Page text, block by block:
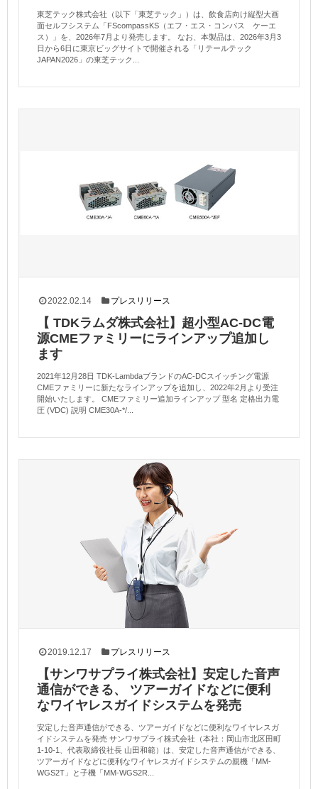
東芝テック株式会社（以下「東芝テック」）は、飲食店向け縦型大画
面セルフシステム「FScompassKS（エフ・エス・コンパス ケーエ
ス）」を、2026年7月より発売します。 なお、本製品は、2026年3月3
日から6日に東京ビッグサイトで開催される「リテールテック
JAPAN2026」の東芝テック...
2022.02.14 プレスリリース
【 TDKラムダ株式会社】超小型AC-DC電
源CMEファミリーにラインアップ追加し
ます
2021年12月28日 TDK-LambdaブランドのAC-DCスイッチング電源
CMEファミリーに新たなラインアップを追加し、2022年2月より受注
開始いたします。 CMEファミリー追加ラインアップ 型名 定格出力電
圧 (VDC) 説明 CME30A-*/...
2019.12.17 プレスリリース
【サンワサプライ株式会社】安定した音声
通信ができる、 ツアーガイドなどに便利
なワイヤレスガイドシステムを発売
安定した音声通信ができる、ツアーガイドなどに便利なワイヤレスガ
イドシステムを発売 サンワサプライ株式会社（本社：岡山市北区田町
1-10-1、代表取締役社長 山田和範）は、安定した音声通信ができる、
ツアーガイドなどに便利なワイヤレスガイドシステムの親機「MM-
WGS2T」と子機「MM-WGS2R...